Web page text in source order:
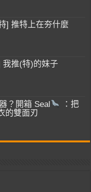
] 推特上在夯什麼
我推(特)的妹子
？開箱 Seal
：把
的雙面刃